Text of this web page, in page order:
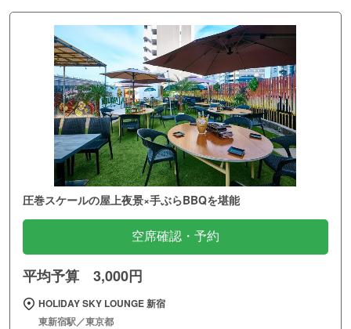
圧巻スケールの屋上夜景×手ぶらBBQを堪能
空席確認・予約
平均予算 3,000円
HOLIDAY SKY LOUNGE 新宿
東新宿駅／東京都